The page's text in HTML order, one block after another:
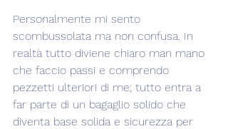
Personalmente mi sento
scombussolata ma non confusa. In
realtà tutto diviene chiaro man mano
che faccio passi e comprendo
pezzetti ulteriori di me; tutto entra a
far parte di un bagaglio solido che
diventa base solida e sicurezza per